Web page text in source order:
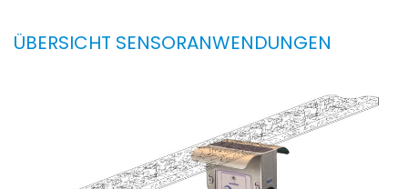
ÜBERSICHT SENSORANWENDUNGEN